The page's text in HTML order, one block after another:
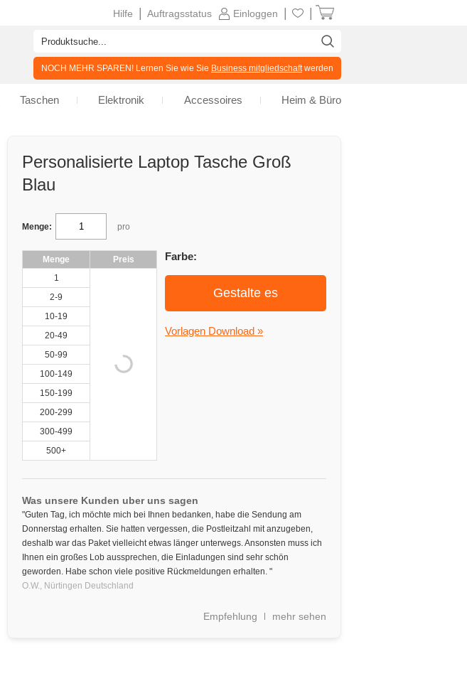
Personalisierte Laptop Tasche Groß
Blau
Menge: pro
Menge
Preis
1
2-9
10-19
20-49
50-99
100-149
150-199
200-299
300-499
500+
Farbe:
Gestalte es
Vorlagen Download »
Was unsere Kunden uber uns sagen
"Guten Tag, ich möchte mich bei Ihnen bedanken, habe die Sendung am
Donnerstag erhalten. Sie hatten vergessen, die Postleitzahl mit anzugeben,
deshalb war das Paket vielleicht etwas länger unterwegs. Ansonsten muss ich
Ihnen ein großes Lob aussprechen, die Einladungen sind sehr schön
geworden. Habe schon viele positive Rückmeldungen erhalten. "
O.W., Nürtingen Deutschland
Empfehlung mehr sehen
Einloggen
Auftragsstatus
Hilfe
NOCH MEHR SPAREN! Lernen Sie wie Sie Business mitgliedschaftwerden
Taschen Elektronik Accessoires Heim & Büro